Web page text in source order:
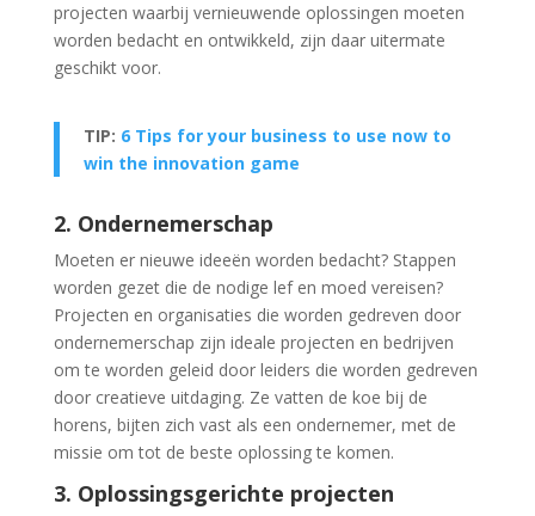
projecten waarbij vernieuwende oplossingen moeten
worden bedacht en ontwikkeld, zijn daar uitermate
geschikt voor.
TIP: 6 Tips for your business to use now to
win the innovation game
2. Ondernemerschap
Moeten er nieuwe ideeën worden bedacht? Stappen
worden gezet die de nodige lef en moed vereisen?
Projecten en organisaties die worden gedreven door
ondernemerschap zijn ideale projecten en bedrijven
om te worden geleid door leiders die worden gedreven
door creatieve uitdaging. Ze vatten de koe bij de
horens, bijten zich vast als een ondernemer, met de
missie om tot de beste oplossing te komen.
3. Oplossingsgerichte projecten